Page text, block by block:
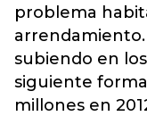
problema
subiendo en
siguiente
millones en